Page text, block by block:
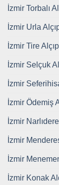
İzmir Torbalı
İzmir Urla
İzmir Tire
İzmir Selçuk
İzmir
İzmir Ödemiş
İzmir
İzmir
İzmir
İzmir Konak